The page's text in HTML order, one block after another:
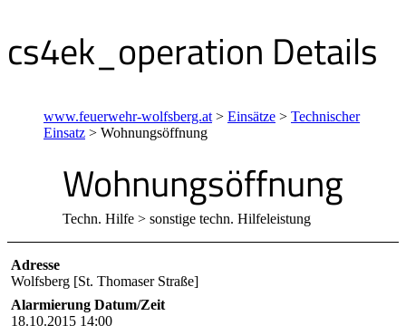
cs4ek_operation Details
www.feuerwehr-wolfsberg.at > Einsätze > Technischer
Einsatz > Wohnungsöffnung
Wohnungsöffnung
Techn. Hilfe > sonstige techn. Hilfeleistung
Adresse
Wolfsberg [St. Thomaser Straße]
Alarmierung Datum/Zeit
18.10.2015 14:00